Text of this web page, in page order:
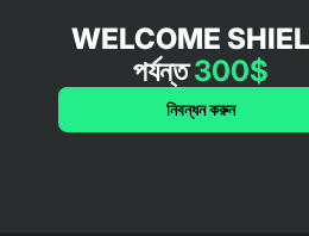
WELCOME
পর্যন্ত300$
নিবন্ধন করুন